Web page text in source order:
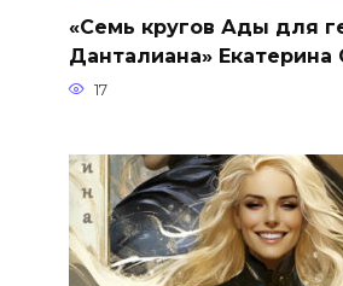
«Семь кругов Ады для
Данталиана» Екатерина
17